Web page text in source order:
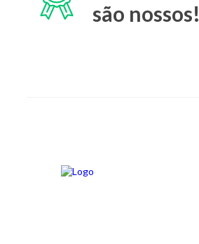
são nossos!